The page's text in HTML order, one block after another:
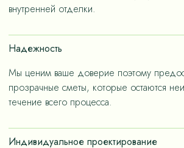
членов семьи.
– не только эстетичные, но и
счет дизайнерских решений,
«медленную моду».
внутренней отделки.
Надежность
Мы ценим ваше доверие поэтому
прозрачные сметы, которые остаются
течение всего процесса.
Индивидуальное проектирование